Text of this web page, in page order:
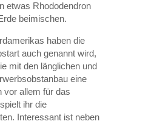
etwas Rhododendron
beimischen.
haben die
auch genannt wird,
mit den länglichen und
eine
vor allem für das
ihr die
Interessant ist neben